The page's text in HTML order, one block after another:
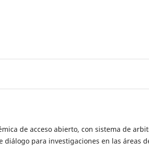
de acceso abierto, con sistema de
diálogo para investigaciones en las áreas